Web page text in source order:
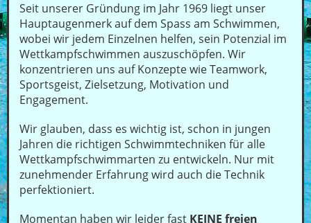
Seit unserer Gründung im Jahr 1969 liegt unser
Hauptaugenmerk auf dem Spass am Schwimmen,
wobei wir jedem Einzelnen helfen, sein Potenzial im
Wettkampfschwimmen auszuschöpfen. Wir
konzentrieren uns auf Konzepte wie Teamwork,
Sportsgeist, Zielsetzung, Motivation und
Engagement.
Wir glauben, dass es wichtig ist, schon in jungen
Jahren die richtigen Schwimmtechniken für alle
Wettkampfschwimmarten zu entwickeln. Nur mit
zunehmender Erfahrung wird auch die Technik
perfektioniert.
Momentan haben wir leider fast KEINE freien